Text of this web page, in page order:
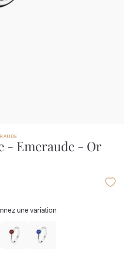
- Emeraude - Or
une variation